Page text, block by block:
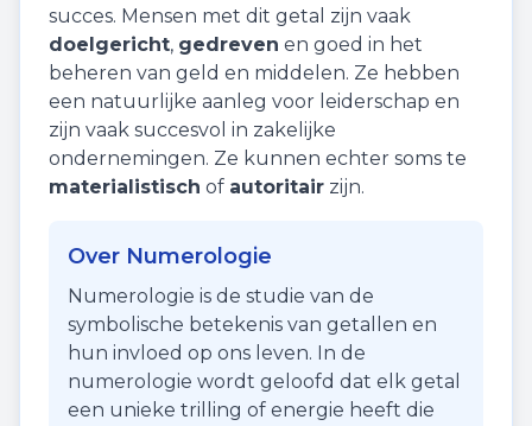
succes. Mensen met dit getal zijn vaak
doelgericht, gedreven en goed in het
beheren van geld en middelen. Ze hebben
een natuurlijke aanleg voor leiderschap en
zijn vaak succesvol in zakelijke
ondernemingen. Ze kunnen echter soms te
materialistisch of autoritair zijn.
Over Numerologie
Numerologie is de studie van de
symbolische betekenis van getallen en
hun invloed op ons leven. In de
numerologie wordt geloofd dat elk getal
een unieke trilling of energie heeft die